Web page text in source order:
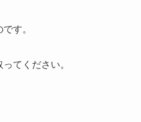
す。
てください。